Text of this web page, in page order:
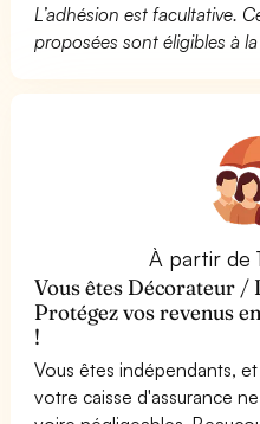
L’adhésion est facultative.
proposées sont éligibles à
À partir de
Vous êtes Décorateur /
Protégez vos revenus
!
Vous êtes indépendants,
votre caisse d'assurance